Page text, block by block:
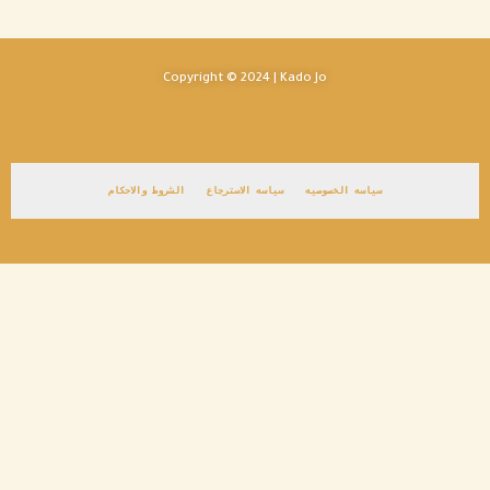
Copyright © 2024 | Kado Jo
سياسه الخصوصيه سياسه الاسترجاع الشروط والاحكام